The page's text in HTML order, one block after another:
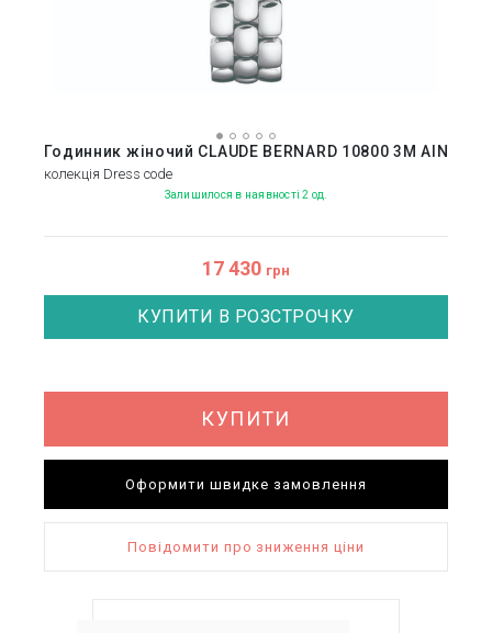
Годинник жіночий CLAUDE BERNARD 10800 3M AIN
колекція Dress code
Залишилося в наявності 2 од.
17 430 грн
КУПИТИ В РОЗСТРОЧКУ
КУПИТИ
Оформити швидке замовлення
Повідомити про зниження ціни